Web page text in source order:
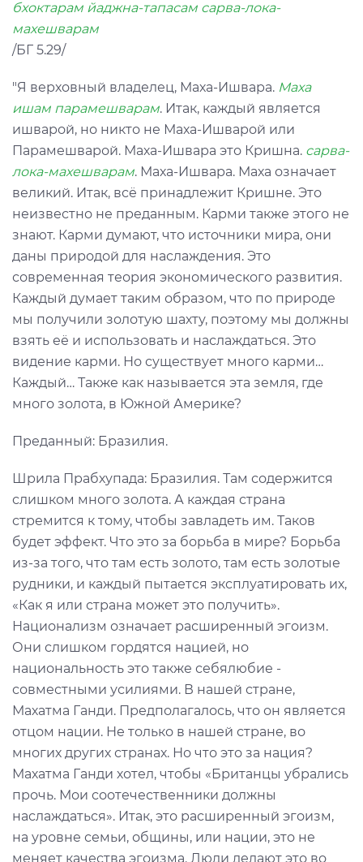
бхоктарам йаджна-тапасам сарва-лока-
махешварам
/БГ 5.29/
"Я верховный владелец, Маха-Ишвара. Маха
ишам парамешварам. Итак, каждый является
ишварой, но никто не Маха-Ишварой или
Парамешварой. Маха-Ишвара это Кришна. сарва-
лока-махешварам. Маха-Ишвара. Маха означает
великий. Итак, всё принадлежит Кришне. Это
неизвестно не преданным. Карми также этого не
знают. Карми думают, что источники мира, они
даны природой для наслаждения. Это
современная теория экономического развития.
Каждый думает таким образом, что по природе
мы получили золотую шахту, поэтому мы должны
взять её и использовать и наслаждаться. Это
видение карми. Но существует много карми…
Каждый… Также как называется эта земля, где
много золота, в Южной Америке?
Преданный: Бразилия.
Шрила Прабхупада: Бразилия. Там содержится
слишком много золота. А каждая страна
стремится к тому, чтобы завладеть им. Таков
будет эффект. Что это за борьба в мире? Борьба
из-за того, что там есть золото, там есть золотые
рудники, и каждый пытается эксплуатировать их,
«Как я или страна может это получить».
Национализм означает расширенный эгоизм.
Они слишком гордятся нацией, но
национальность это также себялюбие -
совместными усилиями. В нашей стране,
Махатма Ганди. Предполагалось, что он является
отцом нации. Не только в нашей стране, во
многих других странах. Но что это за нация?
Махатма Ганди хотел, чтобы «Британцы убрались
прочь. Мои соотечественники должны
наслаждаться». Итак, это расширенный эгоизм,
на уровне семьи, общины, или нации, это не
меняет качества эгоизма. Люди делают это во